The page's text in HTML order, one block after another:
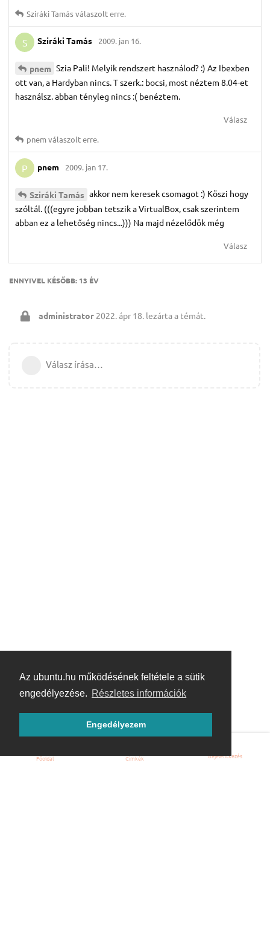
Az ubuntu.hu működésének feltétele a sütik
engedélyezése. Részletes információk
Engedélyezem
Sziráki Tamásválaszolt erre.
S Sziráki Tamás 2009. jan 16.
pnem Szia Pali! Melyik rendszert használod? :) Az Ibexben
ott van, a Hardyban nincs. T szerk.: bocsi, most néztem 8.04-et
használsz. abban tényleg nincs :( benéztem.
Válasz
pnemválaszolt erre.
P pnem 2009. jan 17.
Sziráki Tamás akkor nem keresek csomagot :) Köszi hogy
szóltál. (((egyre jobban tetszik a VirtualBox, csak szerintem
abban ez a lehetőség nincs...))) Na majd nézelődök még
Válasz
ENNYIVEL KÉSŐBB: 13 ÉV
administrator 2022. ápr 18. lezárta a témát.
Válasz írása…
Főoldal Címkék Bejelentkezés